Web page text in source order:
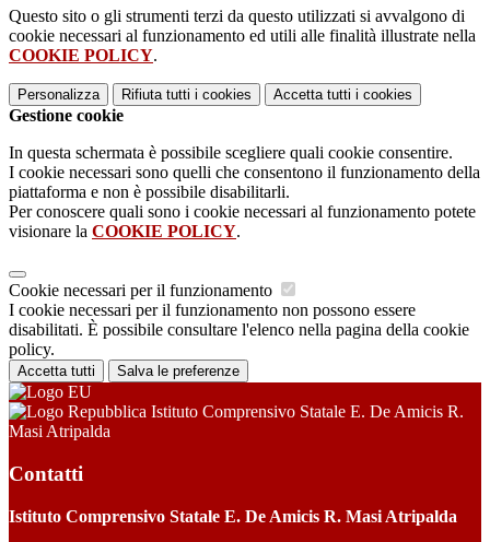
Questo sito o gli strumenti terzi da questo utilizzati si avvalgono di
cookie necessari al funzionamento ed utili alle finalità illustrate nella
COOKIE POLICY.
Personalizza Rifiuta tutti i cookies Accetta tutti i cookies
Gestione cookie
In questa schermata è possibile scegliere quali cookie consentire.
I cookie necessari sono quelli che consentono il funzionamento della
piattaforma e non è possibile disabilitarli.
Per conoscere quali sono i cookie necessari al funzionamento potete
visionare la COOKIE POLICY.
Cookie necessari per il funzionamento
I cookie necessari per il funzionamento non possono essere
disabilitati. È possibile consultare l'elenco nella pagina della cookie
policy.
Accetta tutti Salva le preferenze
Istituto Comprensivo Statale E. De Amicis R.
Masi Atripalda
Contatti
Istituto Comprensivo Statale E. De Amicis R. Masi Atripalda